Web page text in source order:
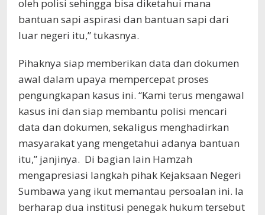
oleh polisi sehingga bisa diketahui mana
bantuan sapi aspirasi dan bantuan sapi dari
luar negeri itu,” tukasnya.
Pihaknya siap memberikan data dan dokumen
awal dalam upaya mempercepat proses
pengungkapan kasus ini. “Kami terus mengawal
kasus ini dan siap membantu polisi mencari
data dan dokumen, sekaligus menghadirkan
masyarakat yang mengetahui adanya bantuan
itu,” janjinya. Di bagian lain Hamzah
mengapresiasi langkah pihak Kejaksaan Negeri
Sumbawa yang ikut memantau persoalan ini. Ia
berharap dua institusi penegak hukum tersebut